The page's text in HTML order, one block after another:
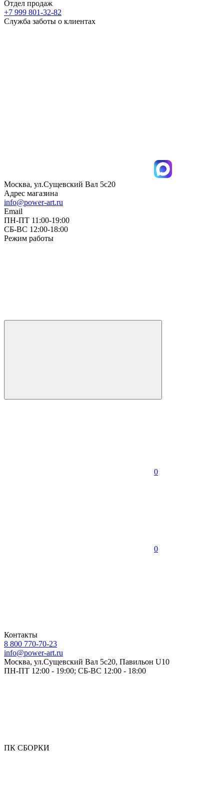
Отдел продаж
+7 999 801-32-82
Служба заботы о клиентах
Москва, ул.Сущевский Вал 5с20
Адрес магазина
info@power-art.ru
Email
ПН-ПТ 11:00-19:00
СБ-ВС 12:00-18:00
Режим работы
0
0
Контакты
8 800 770-70-23
info@power-art.ru
Москва, ул.Сущевский Вал 5с20, Павильон U10
ПН-ПТ 12:00 - 19:00; СБ-ВС 12:00 - 18:00
ПК СБОРКИ